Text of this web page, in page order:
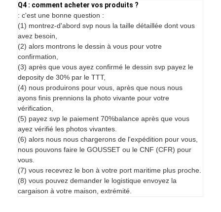
Q4 : comment acheter vos produits ?
: c'est une bonne question :
(1) montrez-d'abord svp nous la taille détaillée dont vous
avez besoin,
(2) alors montrons le dessin à vous pour votre
confirmation,
(3) après que vous ayez confirmé le dessin svp payez le
deposity de 30% par le TTT,
(4) nous produirons pour vous, après que nous nous
ayons finis prennions la photo vivante pour votre
vérification,
(5) payez svp le paiement 70%balance après que vous
ayez vérifié les photos vivantes.
(6) alors nous nous chargerons de l'expédition pour vous,
nous pouvons faire le GOUSSET ou le CNF (CFR) pour
vous.
(7) vous recevrez le bon à votre port maritime plus proche.
(8) vous pouvez demander le logistique envoyez la
cargaison à votre maison, extrémité.